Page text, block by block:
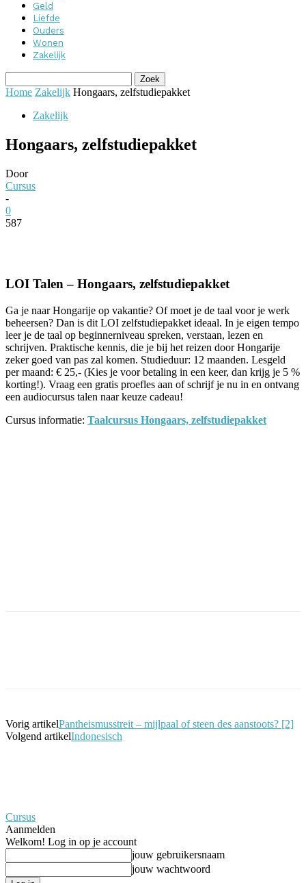
Geld
Liefde
Ouders
Wonen
Zakelijk
Home Zakelijk Hongaars, zelfstudiepakket
Zakelijk
Hongaars, zelfstudiepakket
Door
Cursus
-
0
587
LOI Talen – Hongaars, zelfstudiepakket
Ga je naar Hongarije op vakantie? Of moet je de taal voor je werk
beheersen? Dan is dit LOI zelfstudiepakket ideaal. In je eigen tempo
leer je de taal op beginnerniveau spreken, verstaan, lezen en
schrijven. Praktische kennis, die je bij het reizen door Hongarije
zeker goed van pas zal komen. Studieduur: 12 maanden. Lesgeld
per maand: € 25,- (Kies je voor betaling in een keer, dan krijg je 5 %
korting!). Vraag een gratis proefles aan of schrijf je nu in en ontvang
een audiocursus talen naar keuze cadeau!
Cursus informatie: Taalcursus Hongaars, zelfstudiepakket
Vorig artikelPantheismusstreit – mijlpaal of steen des aanstoots? [2]
Volgend artikelIndonesisch
Cursus
Aanmelden
Welkom! Log in op je account
jouw gebruikersnaam
jouw wachtwoord